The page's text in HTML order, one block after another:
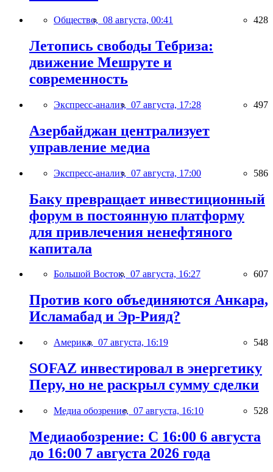
Общество, 08 августа, 00:41 428
Летопись свободы Тебриза:
движение Мешруте и
современность
Экспресс-анализ, 07 августа, 17:28 497
Азербайджан централизует
управление медиа
Экспресс-анализ, 07 августа, 17:00 586
Баку превращает инвестиционный
форум в постоянную платформу
для привлечения ненефтяного
капитала
Большой Восток, 07 августа, 16:27 607
Против кого объединяются Анкара,
Исламабад и Эр-Рияд?
Америка, 07 августа, 16:19 548
SOFAZ инвестировал в энергетику
Перу, но не раскрыл сумму сделки
Медиа обозрение, 07 августа, 16:10 528
Медиаобозрение: С 16:00 6 августа
до 16:00 7 августа 2026 года